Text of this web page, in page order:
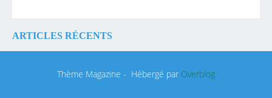
ARTICLES RÉCENTS
Thème Magazine - Hébergé par Overblog